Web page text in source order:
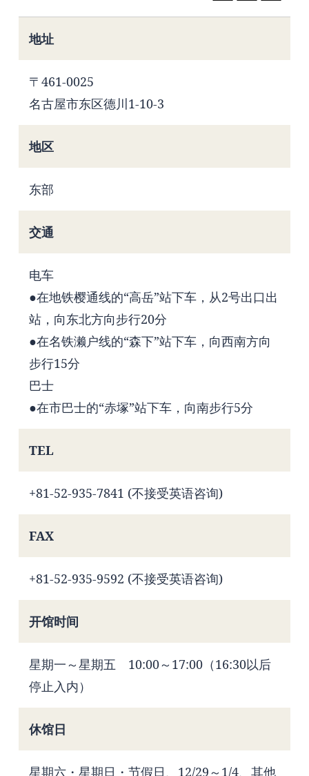
地址
〒461-0025
名古屋市东区德川1-10-3
地区
东部
交通
电车
●在地铁樱通线的“高岳”站下车，从2号出口出
站，向东北方向步行20分
●在名铁濑户线的“森下”站下车，向西南方向
步行15分
巴士
●在市巴士的“赤塚”站下车，向南步行5分
TEL
+81-52-935-7841 (不接受英语咨询)
FAX
+81-52-935-9592 (不接受英语咨询)
开馆时间
星期一～星期五 10:00～17:00（16:30以后
停止入内）
休馆日
星期六・星期日・节假日、12/29～1/4、其他